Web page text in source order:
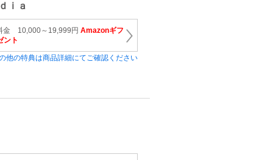
ｉａ
金 10,000～19,999円 Amazonギフ
ント
他の特典は商品詳細にてご確認ください